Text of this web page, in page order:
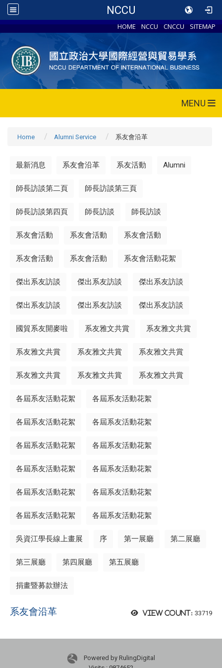
NCCU
HOME NCCU CNCCU SITEMAP
MENU
Home Alumni Service 系友會沿革
最新消息 系友會沿革 系友活動 Alumni
師長訪談第二頁 師長訪談第三頁
師長訪談第四頁 師長訪談 師長訪談
系友會活動 系友會活動 系友會活動
系友會活動 系友會活動 系友會活動花絮
傑出系友訪談 傑出系友訪談 傑出系友訪談
傑出系友訪談 傑出系友訪談 傑出系友訪談
國貿系友開麥啦 系友雅文共賞 系友雅文共賞
系友雅文共賞 系友雅文共賞 系友雅文共賞
系友雅文共賞 系友雅文共賞 系友雅文共賞
各屆系友活動花絮 各屆系友活動花絮
各屆系友活動花絮 各屆系友活動花絮
各屆系友活動花絮 各屆系友活動花絮
各屆系友活動花絮 各屆系友活動花絮
各屆系友活動花絮 各屆系友活動花絮
各屆系友活動花絮 各屆系友活動花絮
吳資江學長線上畫展 序 第一展廳 第二展廳
第三展廳 第四展廳 第五展廳
捐畫暨募款辦法
View count: 33719
系友會沿革
Powered by RulingDigital